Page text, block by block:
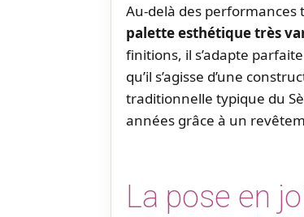
Au-delà des performances
palette esthétique très
finitions, il s’adapte
qu’il s’agisse d’une
traditionnelle typique du
années grâce à un
La pose en